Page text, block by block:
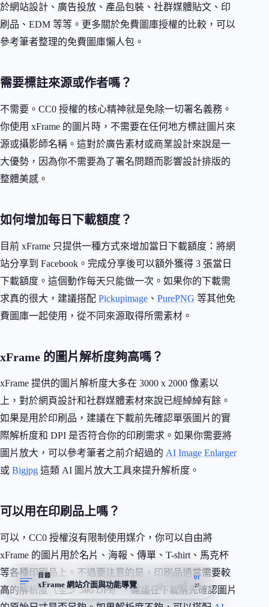
於網站設計、廣告投放、產品包裝、社群媒體貼文、印
刷品、EDM 等等。更多關於免費圖庫授權的比較，可以
參考筆者整理的免費圖庫懶人包。
需要標註來源或作者嗎？
不需要。CC0 授權的核心精神就是免除一切署名義務。
你使用 xFrame 的圖片時，不需要在任何地方標註圖片來
源或攝影師名稱。這對於廣告素材或商業設計來說是一
大優勢，因為你不需要為了署名問題而影響設計排版的
整體美感。
如何增加每日下載額度？
目前 xFrame 只提供一種方式來增加當日下載額度：將網
站分享到 Facebook。完成分享後可以額外獲得 3 張當日
下載額度。這個動作每天只能做一次。如果你的下載需
求真的很大，建議搭配 Pickupimage 、 PurePNG 等其他免
費圖庫一起使用，從不同來源取得所需素材。
xFrame 的圖片解析度夠高嗎？
xFrame 提供的圖片解析度大多在 3000 x 2000 像素以
上，對於網頁設計和社群媒體素材來說已經綽綽有餘。
如果是用於印刷品，建議在下載前先確認單張圖片的實
際解析度和 DPI 是否符合你的印刷需求。如果你需要將
圖片放大，可以參考筆者之前介紹過的 AI Image Enlarger
或 Bigjpg 這類 AI 圖片放大工具來提升解析度。
可以用在印刷品上嗎？
可以，CC0 授權沒有限制使用媒介，你可以自由將
xFrame 的圖片用於名片、海報、傳單、T-shirt、馬克杯
等各種印刷品上。不過要注意的是，印刷品通常需要較
高的解析度（至少 300 DPI），建議在下載前先確認圖片
目錄
xFrame 網站介面與功能導覽
01
27